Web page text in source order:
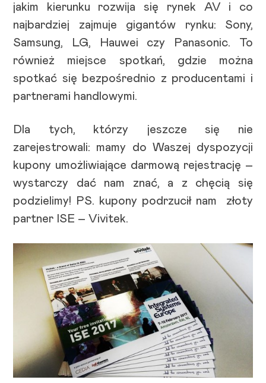
jakim kierunku rozwija się rynek AV i co
najbardziej zajmuje gigantów rynku: Sony,
Samsung, LG, Hauwei czy Panasonic. To
również miejsce spotkań, gdzie można
spotkać się bezpośrednio z producentami i
partnerami handlowymi.
Dla tych, którzy jeszcze się nie
zarejestrowali: mamy do Waszej dyspozycji
kupony umożliwiające darmową rejestrację –
wystarczy dać nam znać, a z chęcią się
podzielimy! PS. kupony podrzucił nam złoty
partner ISE – Vivitek.